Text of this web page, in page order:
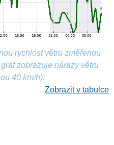
rychlost větru změřenou
zobrazuje nárazy větru
40 km/h).
Zobrazit v tabulce